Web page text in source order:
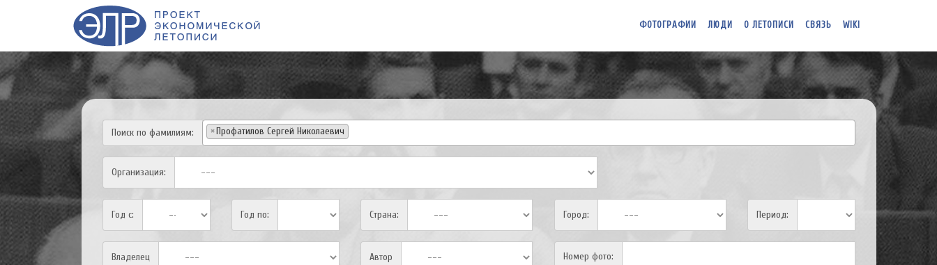
ФОТОГРАФИИ ЛЮДИ О ЛЕТОПИСИ СВЯЗЬ WIKI
Поиск по фамилиям: ×Профатилов Сергей Николаевич
Организация:
Год с: Год по: Страна: Город: Период:
Владелец Автор Номер фото: